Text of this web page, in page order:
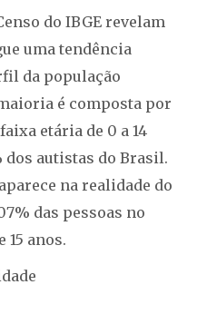
do IBGE revelam
uma tendência
da população
é composta por
etária de 0 a 14
dos autistas do Brasil.
na realidade do
das pessoas no
15 anos.